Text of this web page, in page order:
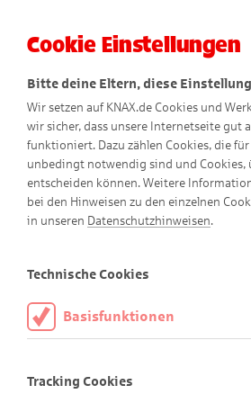
m-Friedels
Cookie Einstellungen
Bitte deine Eltern, diese
Wir setzen auf KNAX.de Cookies und
wir sicher, dass unsere Internetseite gut
funktioniert. Dazu zählen Cookies, die
unbedingt notwendig sind und Cookies,
entscheiden können. Weitere
bei den Hinweisen zu den einzelnen
in unseren Datenschutzhinweisen.
Technische Cookies
Basisfunktionen
aktiviert sein.
Tracking Cookies